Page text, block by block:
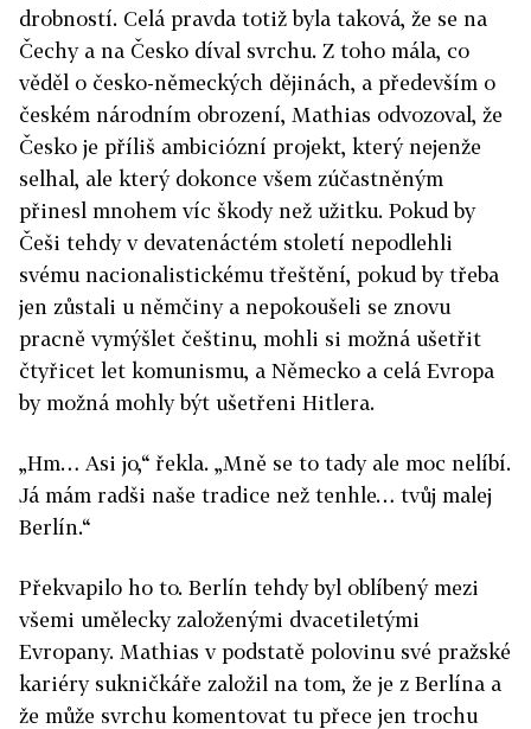
drobností. Celá pravda totiž byla taková, že se na
Čechy a na Česko díval svrchu. Z toho mála, co
věděl o česko-německých dějinách, a především o
českém národním obrození, Mathias odvozoval, že
Česko je příliš ambiciózní projekt, který nejenže
selhal, ale který dokonce všem zúčastněným
přinesl mnohem víc škody než užitku. Pokud by
Češi tehdy v devatenáctém století nepodlehli
svému nacionalistickému třeštění, pokud by třeba
jen zůstali u němčiny a nepokoušeli se znovu
pracně vymýšlet češtinu, mohli si možná ušetřit
čtyřicet let komunismu, a Německo a celá Evropa
by možná mohly být ušetřeni Hitlera.
„Hm… Asi jo,“ řekla. „Mně se to tady ale moc nelíbí.
Já mám radši naše tradice než tenhle… tvůj malej
Berlín.“
Překvapilo ho to. Berlín tehdy byl oblíbený mezi
všemi umělecky založenými dvacetiletými
Evropany. Mathias v podstatě polovinu své pražské
kariéry sukničkáře založil na tom, že je z Berlína a
že může svrchu komentovat tu přece jen trochu